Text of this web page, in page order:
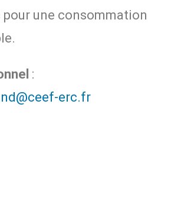
une consommation
:
erc.fr